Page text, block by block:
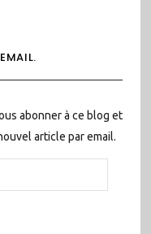
abonner à ce blog et
article par email.